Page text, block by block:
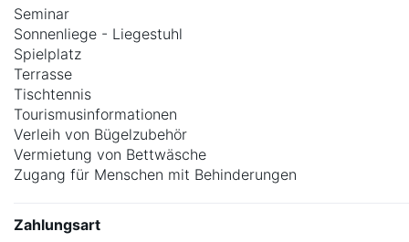
Seminar
Sonnenliege - Liegestuhl
Spielplatz
Terrasse
Tischtennis
Tourismusinformationen
Verleih von Bügelzubehör
Vermietung von Bettwäsche
Zugang für Menschen mit Behinderungen
Zahlungsart